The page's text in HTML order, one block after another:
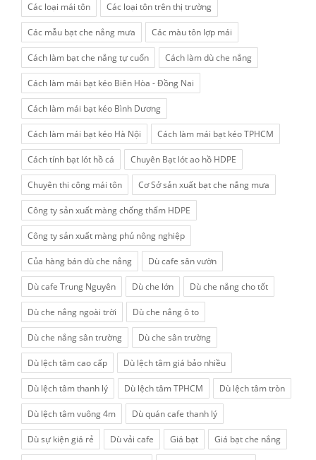
Các loại mái tôn Các loại tôn trên thị trường
Các mẫu bạt che nắng mưa Các màu tôn lợp mái
Cách làm bạt che nắng tự cuốn Cách làm dù che nắng
Cách làm mái bạt kéo Biên Hòa - Đồng Nai
Cách làm mái bạt kéo Bình Dương
Cách làm mái bạt kéo Hà Nội Cách làm mái bạt kéo TPHCM
Cách tính bạt lót hồ cá Chuyên Bạt lót ao hồ HDPE
Chuyên thi công mái tôn Cơ Sở sản xuất bạt che nắng mưa
Công ty sản xuất màng chống thấm HDPE
Công ty sản xuất màng phủ nông nghiệp
Của hàng bán dù che nắng Dù cafe sân vườn
Dù cafe Trung Nguyên Dù che lớn Dù che nắng cho tốt
Dù che nắng ngoài trời Dù che nắng ô to
Dù che nắng sân trường Dù che sân trường
Dù lệch tâm cao cấp Dù lệch tâm giá bảo nhiều
Dù lệch tâm thanh lý Dù lệch tâm TPHCM Dù lệch tâm tròn
Dù lệch tâm vuông 4m Dù quán cafe thanh lý
Dù sự kiện giá rẻ Dù vải cafe Giá bạt Giá bạt che nắng